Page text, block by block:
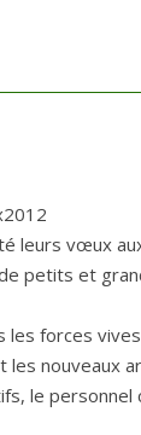
leurs vœux
petits et
les forces
les nouveaux
le personnel